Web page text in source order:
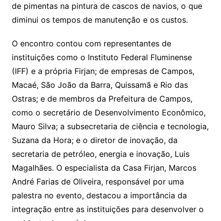
de pimentas na pintura de cascos de navios, o que
diminui os tempos de manutenção e os custos.
O encontro contou com representantes de
instituições como o Instituto Federal Fluminense
(IFF) e a própria Firjan; de empresas de Campos,
Macaé, São João da Barra, Quissamã e Rio das
Ostras; e de membros da Prefeitura de Campos,
como o secretário de Desenvolvimento Econômico,
Mauro Silva; a subsecretaria de ciência e tecnologia,
Suzana da Hora; e o diretor de inovação, da
secretaria de petróleo, energia e inovação, Luis
Magalhães. O especialista da Casa Firjan, Marcos
André Farias de Oliveira, responsável por uma
palestra no evento, destacou a importância da
integração entre as instituições para desenvolver o